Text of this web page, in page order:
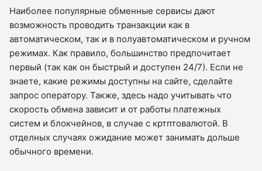
Наиболее популярные обменные сервисы дают
возможность проводить транзакции как в
автоматическом, так и в полуавтоматическом и ручном
режимах. Как правило, большинство предпочитает
первый (так как он быстрый и доступен 24/7). Если не
знаете, какие режимы доступны на сайте, сделайте
запрос оператору. Также, здесь надо учитывать что
скорость обмена зависит и от работы платежных
систем и блокчейнов, в случае с кртптовалютой. В
отделных случаях ожидание может занимать дольше
обычного времени.